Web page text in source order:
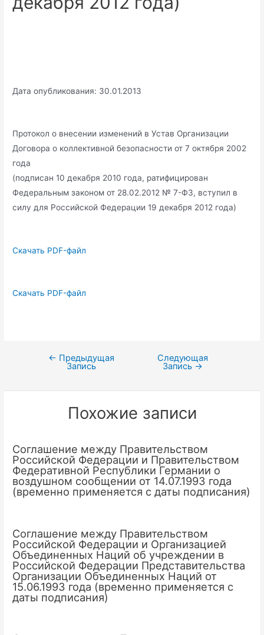
Дата опубликования: 30.01.2013
Протокол о внесении изменений в Устав Организации
Договора о коллективной безопасности от 7 октября 2002
года
(подписан 10 декабря 2010 года, ратифицирован
Федеральным законом от 28.02.2012 № 7-ФЗ, вступил в
силу для Российской Федерации 19 декабря 2012 года)
Скачать PDF-файл
Скачать PDF-файл
Навигация
записям
← Предыдущая
Запись
Следующая
Запись →
Похожие записи
Соглашение между Правительством
Российской Федерации и Правительством
Федеративной Республики Германии о
воздушном сообщении от 14.07.1993 года
(временно применяется с даты подписания)
Соглашение между Правительством
Российской Федерации и Организацией
Объединенных Наций об учреждении в
Российской Федерации Представительства
Организации Объединенных Наций от
15.06.1993 года (временно применяется с
даты подписания)